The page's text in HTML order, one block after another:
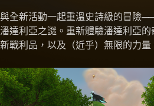
與全新活動一起重溫史詩級的冒險
潘達利亞之謎。重新體驗潘達利亞
新戰利品，以及（近乎）無限的力量